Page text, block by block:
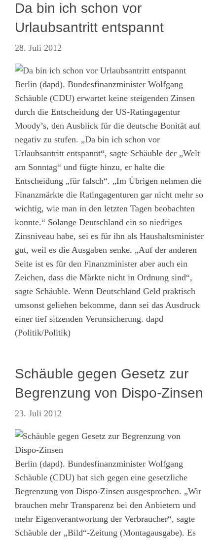
Da bin ich schon vor
Urlaubsantritt entspannt
28. Juli 2012
Berlin (dapd). Bundesfinanzminister Wolfgang
Schäuble (CDU) erwartet keine steigenden Zinsen
durch die Entscheidung der US-Ratingagentur
Moody’s, den Ausblick für die deutsche Bonität auf
negativ zu stufen. „Da bin ich schon vor
Urlaubsantritt entspannt“, sagte Schäuble der „Welt
am Sonntag“ und fügte hinzu, er halte die
Entscheidung „für falsch“. „Im Übrigen nehmen die
Finanzmärkte die Ratingagenturen gar nicht mehr so
wichtig, wie man in den letzten Tagen beobachten
konnte.“ Solange Deutschland ein so niedriges
Zinsniveau habe, sei es für ihn als Haushaltsminister
gut, weil es die Ausgaben senke. „Auf der anderen
Seite ist es für den Finanzminister aber auch ein
Zeichen, dass die Märkte nicht in Ordnung sind“,
sagte Schäuble. Wenn Deutschland Geld praktisch
umsonst geliehen bekomme, dann sei das Ausdruck
einer tief sitzenden Verunsicherung. dapd
(Politik/Politik)
Schäuble gegen Gesetz zur
Begrenzung von Dispo-Zinsen
23. Juli 2012
Berlin (dapd). Bundesfinanzminister Wolfgang
Schäuble (CDU) hat sich gegen eine gesetzliche
Begrenzung von Dispo-Zinsen ausgesprochen. „Wir
brauchen mehr Transparenz bei den Anbietern und
mehr Eigenverantwortung der Verbraucher“, sagte
Schäuble der „Bild“-Zeitung (Montagausgabe). Es